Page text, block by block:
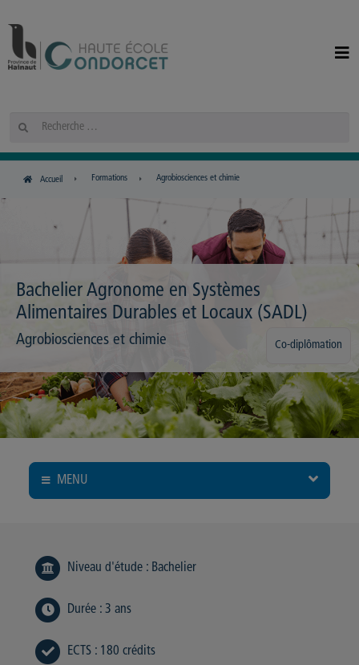
Rechercher
Accueil Formations Agrobiosciences et chimie
Bachelier Agronome en Systèmes
Alimentaires Durables et Locaux (SADL)
Agrobiosciences et chimie Co-diplômation
MENU
Niveau d'étude : Bachelier
Durée : 3 ans
ECTS : 180 crédits